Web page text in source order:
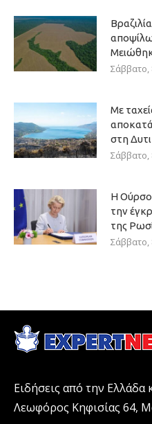
Σάββατο,
Με
στη
Σάββατο,
Η
την
της
Σάββατο,
Ειδήσεις από την Ελλάδα
Λεωφόρος Κηφισίας 64,